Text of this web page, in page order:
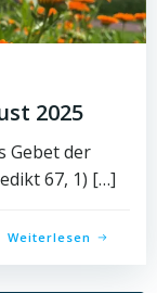
2025
Gebet der
67, 1) […]
Weiterlesen